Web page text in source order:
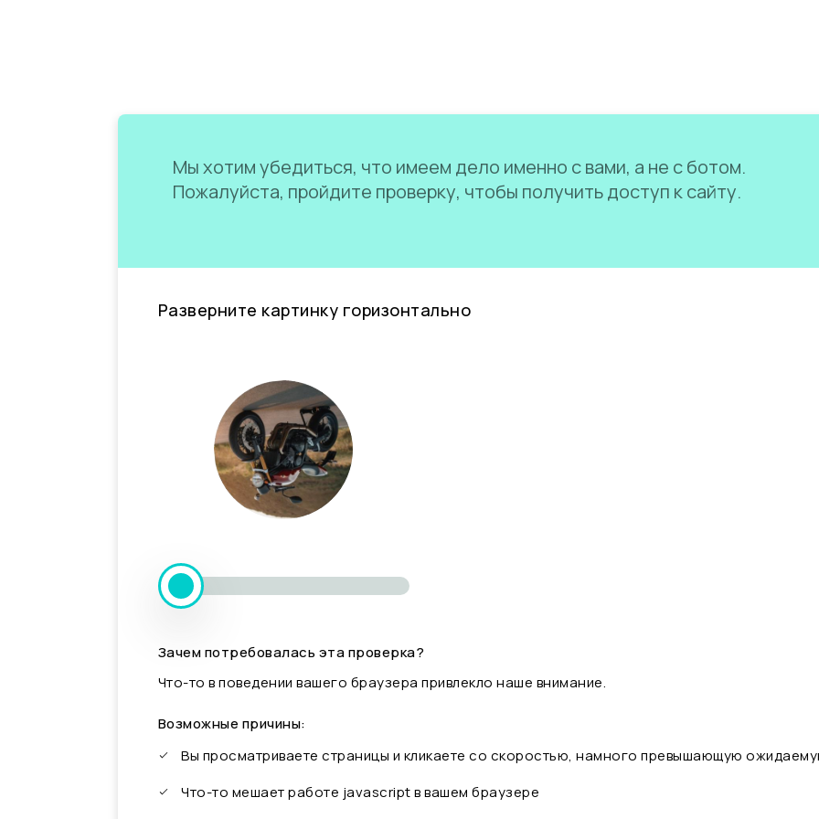
Мы хотим убедиться, что имеем дело именно с вами, а не с ботом.
Пожалуйста, пройдите проверку, чтобы получить доступ к сайту.
Разверните картинку горизонтально
Зачем потребовалась эта проверка?
Что-то в поведении вашего браузера привлекло наше внимание.
Возможные причины:
Вы просматриваете страницы и кликаете со скоростью, намного превышающую
Что-то мешает работе javascript в вашем браузере